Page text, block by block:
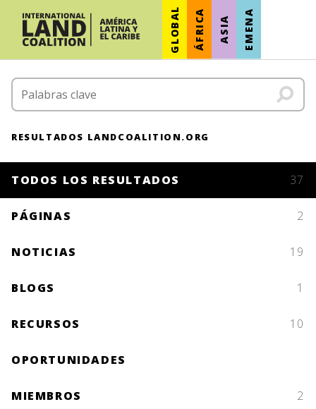
GLOBAL ÁFRICA ASIA EMENA
RESULTADOS LANDCOALITION.ORG
TODOS LOS RESULTADOS 37
PÁGINAS 2
NOTICIAS 19
BLOGS 1
RECURSOS 10
OPORTUNIDADES
MIEMBROS 2